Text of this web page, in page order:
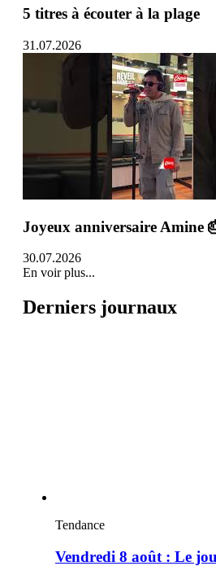
5 titres à écouter à la plage
31.07.2026
Joyeux anniversaire Amine
30.07.2026
En voir plus...
Derniers journaux
Tendance
Vendredi 8 août : Le